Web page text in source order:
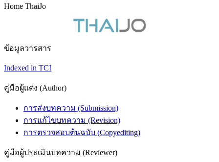
Home ThaiJo
ข้อมูลวารสาร
Indexed in TCI
คู่มือผู้แต่ง (Author)
การส่งบทความ (Submission)
การแก้ไขบทความ (Revision)
การตรวจสอบต้นฉบับ (Copyediting)
คู่มือผู้ประเมินบทความ (Reviewer)